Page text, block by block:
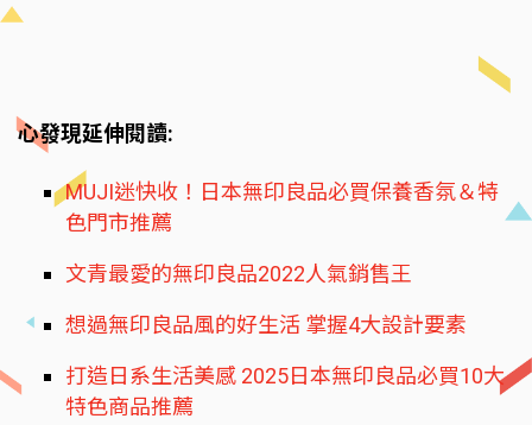
心發現延伸閱讀:
MUJI迷快收！日本無印良品必買保養香氛＆特
色門市推薦
文青最愛的無印良品2022人氣銷售王
想過無印良品風的好生活 掌握4大設計要素
打造日系生活美感 2025日本無印良品必買10大
特色商品推薦